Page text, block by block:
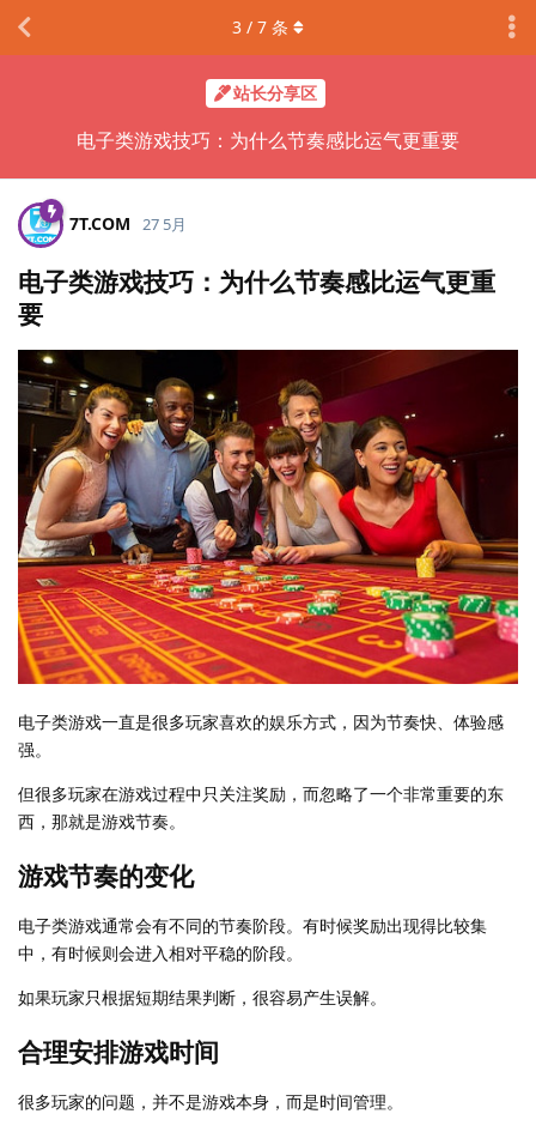
站长分享区
电子类游戏技巧：为什么节奏感比运气更重要
3 / 7 条
7T.​COM 27 5月
电子类游戏技巧：为什么节奏感比运气更重
要
电子类游戏一直是很多玩家喜欢的娱乐方式，因为节奏快、体验感
强。
但很多玩家在游戏过程中只关注奖励，而忽略了一个非常重要的东
西，那就是游戏节奏。
游戏节奏的变化
电子类游戏通常会有不同的节奏阶段。有时候奖励出现得比较集
中，有时候则会进入相对平稳的阶段。
如果玩家只根据短期结果判断，很容易产生误解。
合理安排游戏时间
很多玩家的问题，并不是游戏本身，而是时间管理。